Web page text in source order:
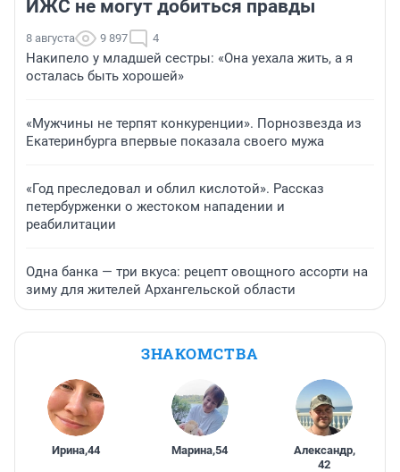
ИЖС не могут добиться правды
8 августа 9 897 4
Накипело у младшей сестры: «Она уехала жить, а я
осталась быть хорошей»
«Мужчины не терпят конкуренции». Порнозвезда из
Екатеринбурга впервые показала своего мужа
«Год преследовал и облил кислотой». Рассказ
петербурженки о жестоком нападении и
реабилитации
Одна банка — три вкуса: рецепт овощного ассорти на
зиму для жителей Архангельской области
ЗНАКОМСТВА
Ирина,44 Марина,54 Александр,
42